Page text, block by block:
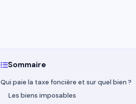
Sommaire
Qui paie la taxe foncière et sur quel bien ?
Les biens imposables